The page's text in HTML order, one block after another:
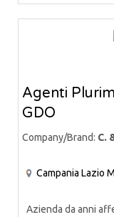
Agenti
GDO
Company/Brand: C.
Campania Lazio
Azienda da anni